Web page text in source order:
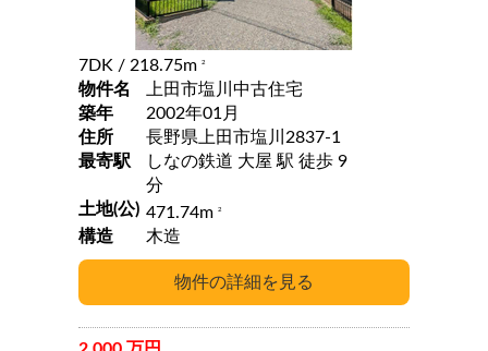
7DK / 218.75m 2
物件名
上田市塩川中古住宅
築年
2002年01月
住所
長野県上田市塩川2837-1
最寄駅
しなの鉄道 大屋 駅 徒歩 9
分
土地(公) 471.74m2
構造 木造